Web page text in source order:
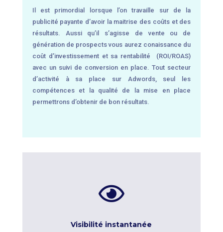
Il est primordial lorsque l’on travaille sur de la
publicité payante d’avoir la maitrise des coûts et des
résultats. Aussi qu’il s’agisse de vente ou de
génération de prospects vous aurez conaissance du
coût d’investissement et sa rentabilité (ROI/ROAS)
avec un suivi de conversion en place. Tout secteur
d’activité à sa place sur Adwords, seul les
compétences et la qualité de la mise en place
permettrons d’obtenir de bon résultats.

Visibilité instantanée